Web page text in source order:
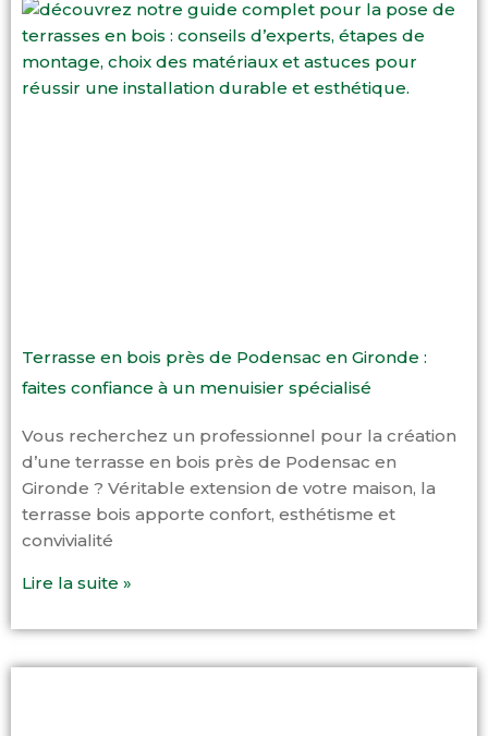
Terrasse en bois près de Podensac en Gironde :
faites confiance à un menuisier spécialisé
Vous recherchez un professionnel pour la création
d’une terrasse en bois près de Podensac en
Gironde ? Véritable extension de votre maison, la
terrasse bois apporte confort, esthétisme et
convivialité
Lire la suite »